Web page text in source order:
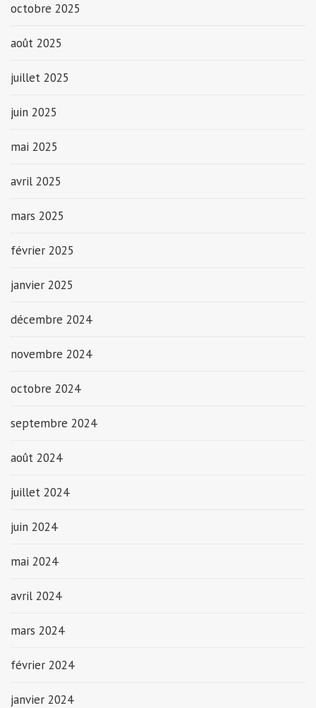
octobre 2025
août 2025
juillet 2025
juin 2025
mai 2025
avril 2025
mars 2025
février 2025
janvier 2025
décembre 2024
novembre 2024
octobre 2024
septembre 2024
août 2024
juillet 2024
juin 2024
mai 2024
avril 2024
mars 2024
février 2024
janvier 2024